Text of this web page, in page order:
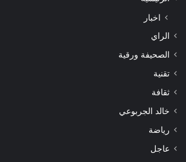
اخبار
الراي
الصحيفة ورقية
تقنية
ثقافة
خالد الجربوعي
رياضة
عاجل